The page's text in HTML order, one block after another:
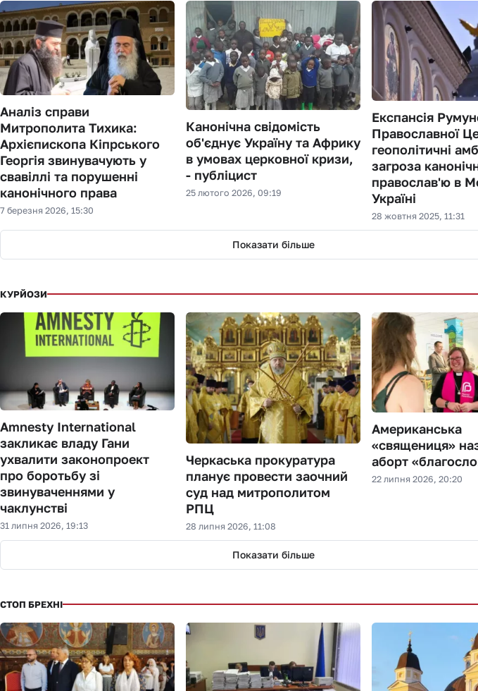
Аналіз справи
Митрополита Тихика:
Архієпископа Кіпрського
Георгія звинувачують у
свавіллі та порушенні
канонічного права
7 березня 2026, 15:30
Канонічна свідомість
об'єднує Україну та Африку
в умовах церковної кризи,
- публіцист
25 лютого 2026, 09:19
Експансія
Православної
геополітичні
загроза
православ'ю в
Україні
28 жовтня 2025, 11:31
Показати більше
КУРЙОЗИ
Amnesty International
закликає владу Гани
ухвалити законопроект
про боротьбу зі
звинуваченнями у
чаклунстві
31 липня 2026, 19:13
Черкаська прокуратура
планує провести заочний
суд над митрополитом
РПЦ
28 липня 2026, 11:08
Американська
«священиця»
аборт
22 липня 2026, 20:20
Показати більше
СТОП БРЕХНІ